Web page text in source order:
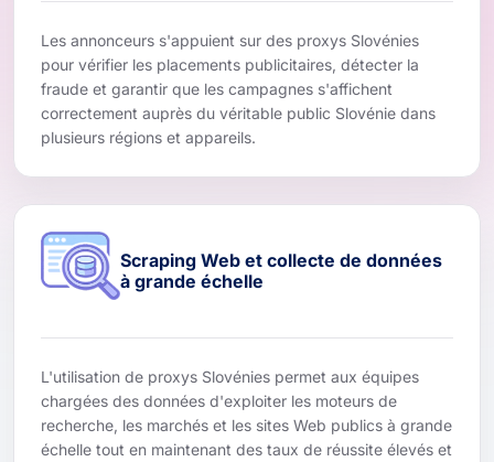
Les annonceurs s'appuient sur des proxys Slovénies
pour vérifier les placements publicitaires, détecter la
fraude et garantir que les campagnes s'affichent
correctement auprès du véritable public Slovénie dans
plusieurs régions et appareils.
Scraping Web et collecte de données
à grande échelle
L'utilisation de proxys Slovénies permet aux équipes
chargées des données d'exploiter les moteurs de
recherche, les marchés et les sites Web publics à grande
échelle tout en maintenant des taux de réussite élevés et